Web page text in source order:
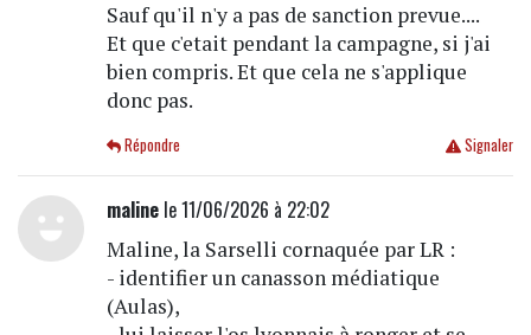
Sauf qu'il n'y a pas de sanction prevue....
Et que c'etait pendant la campagne, si j'ai
bien compris. Et que cela ne s'applique
donc pas.
Signaler
Répondre
malinele 11/06/2026 à 22:02
Maline, la Sarselli cornaquée par LR :
- identifier un canasson médiatique
(Aulas),